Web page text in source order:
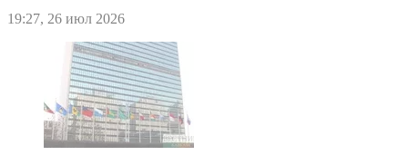
19:27, 26 июл 2026